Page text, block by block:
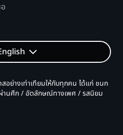
อย่างเท่าเทียมให้กับทุกคน ได้แก่ ชนก
นศึก / อัตลักษณ์ทางเพศ / รสนิยม